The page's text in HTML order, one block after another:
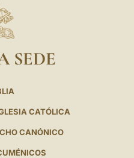
SEDE
CATÓLICA
CANÓNICO